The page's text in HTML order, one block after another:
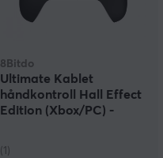
8Bitdo
Ultimate Kablet
håndkontroll Hall Effect
Edition (Xbox/PC) -
(1)